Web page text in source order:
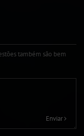
também são bem
Enviar